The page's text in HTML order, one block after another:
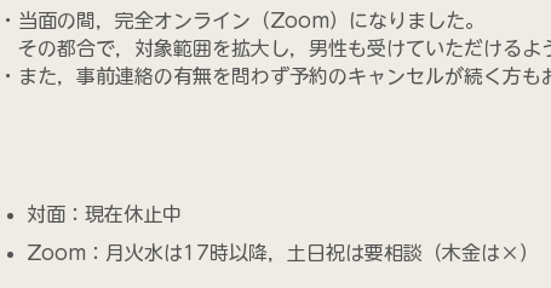
・当面の間，完全オンライン（Zoom）になりました。
その都合で，対象範囲を拡大し，男性も受けていただけるよ
・また，事前連絡の有無を問わず予約のキャンセルが続く方
対面：現在休止中
Zoom：月火水は17時以降， 土日祝は要相談（木金は×）